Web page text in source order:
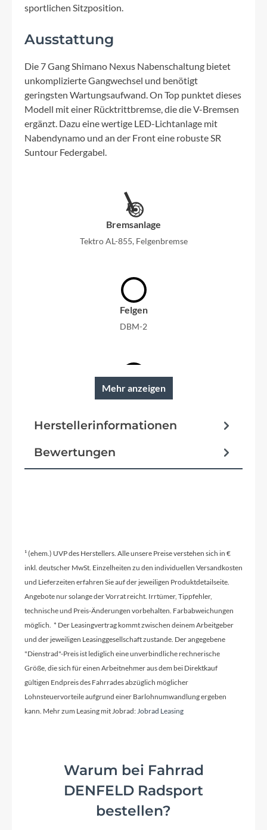
sportlichen Sitzposition.
Ausstattung
Die 7 Gang Shimano Nexus Nabenschaltung bietet
unkomplizierte Gangwechsel und benötigt
geringsten Wartungsaufwand. On Top punktet dieses
Modell mit einer Rücktrittbremse, die die V-Bremsen
ergänzt. Dazu eine wertige LED-Lichtanlage mit
Nabendynamo und an der Front eine robuste SR
Suntour Federgabel.
Bremsanlage
Tektro AL-855, Felgenbremse
Felgen
DBM-2
Reifen
Kunststoff
Glocke
inklusive
Vorbau
Aluminium Schaftvorbau, höhenverstellbar
Rahmentyp
Tiefeinsteiger
Hinterrad Nabe
Shimano Nexus SG-C3001
Mehr anzeigen
Herstellerinformationen
Bewertungen
¹ (ehem.) UVP des Herstellers. Alle unsere Preise verstehen sich in €
inkl. deutscher MwSt. Einzelheiten zu den individuellen Versandkosten
und Lieferzeiten erfahren Sie auf der jeweiligen Produktdetailseite.
Angebote nur solange der Vorrat reicht. Irrtümer, Tippfehler,
technische und Preis-Änderungen vorbehalten. Farbabweichungen
möglich. * Der Leasingvertrag kommt zwischen deinem Arbeitgeber
und der jeweiligen Leasinggesellschaft zustande. Der angegebene
"Dienstrad"-Preis ist lediglich eine unverbindliche rechnerische
Größe, die sich für einen Arbeitnehmer aus dem bei Direktkauf
gültigen Endpreis des Fahrrades abzüglich möglicher
Lohnsteuervorteile aufgrund einer Barlohnumwandlung ergeben
kann. Mehr zum Leasing mit Jobrad:Jobrad Leasing
Warum bei Fahrrad
DENFELD Radsport
bestellen?